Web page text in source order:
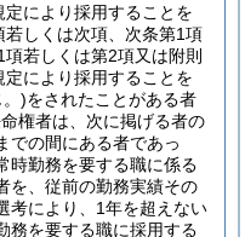
により採用することを
若しくは次項、次条第1項
若しくは第2項又は附則
により採用することを
)をされたことがある者
権者は、次に掲げる者の
での間にある者であっ
時勤務を要する職に係る
を、従前の勤務実績その
考により、1年を超えない
務を要する職に採用する